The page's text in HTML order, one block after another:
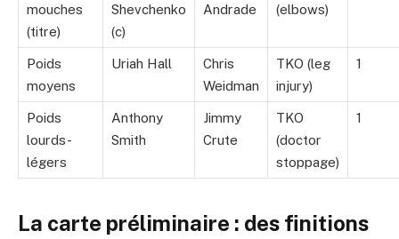
mouches
(titre)
Shevchenko
(c)
Andrade
(elbows)
Poids
moyens
Uriah Hall
Chris
Weidman
TKO (leg
injury)
1
Poids
lourds-
légers
Anthony
Smith
Jimmy
Crute
TKO
(doctor
stoppage)
1
La carte préliminaire : des finitions